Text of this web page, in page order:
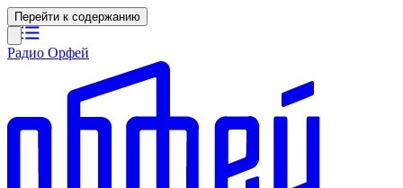
Перейти к содержанию
Радио Орфей